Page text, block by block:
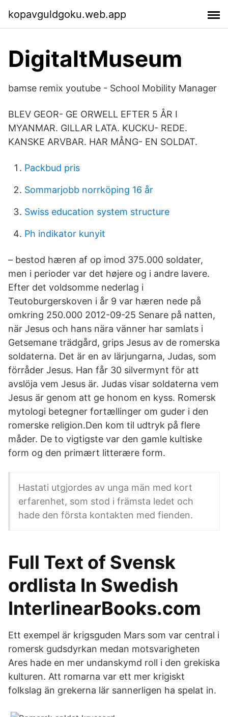
kopavguldgoku.web.app
DigitaltMuseum
bamse remix youtube - School Mobility Manager
BLEV GEOR- GE ORWELL EFTER 5 ÅR I
MYANMAR. GILLAR LATA. KUCKU- REDE.
KANSKE ARVBAR. HAR MÅNG- EN SOLDAT.
Packbud pris
Sommarjobb norrköping 16 år
Swiss education system structure
Ph indikator kunyit
– bestod hæren af op imod 375.000 soldater,
men i perioder var det højere og i andre lavere.
Efter det voldsomme nederlag i
Teutoburgerskoven i år 9 var hæren nede på
omkring 250.000 2012-09-25 Senare på natten,
när Jesus och hans nära vänner har samlats i
Getsemane trädgård, grips Jesus av de romerska
soldaterna. Det är en av lärjungarna, Judas, som
förråder Jesus. Han får 30 silvermynt för att
avslöja vem Jesus är. Judas visar soldaterna vem
Jesus är genom att ge honom en kyss. Romersk
mytologi betegner fortællinger om guder i den
romerske religion.Den kom til udtryk på flere
måder. De to vigtigste var den gamle kultiske
form og den primært litterære form.
Hastati utgjordes av unga män med kort
erfarenhet, som stod i främsta ledet och
hade den första kontakten med fienden.
Full Text of Svensk
ordlista In Swedish
InterlinearBooks.com
Ett exempel är krigsguden Mars som var central i
romersk gudsdyrkan medan motsvarigheten
Ares hade en mer undanskymd roll i den grekiska
kulturen. Att romarna var ett mer krigiskt
folkslag än grekerna lär sannerligen ha spelat in.